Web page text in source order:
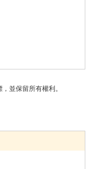
並保留所有權利。